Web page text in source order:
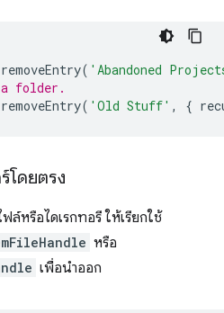
removeEntry( 'Abandoned
folder.
removeEntry( 'Old Stuff' , {
โดยตรง
หรือไดเรกทอรี ให้เรียกใช้
หรือ
เพื่อนำออก